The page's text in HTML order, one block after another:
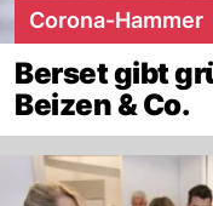
Corona-Hammer
Berset gibt
Beizen & Co.